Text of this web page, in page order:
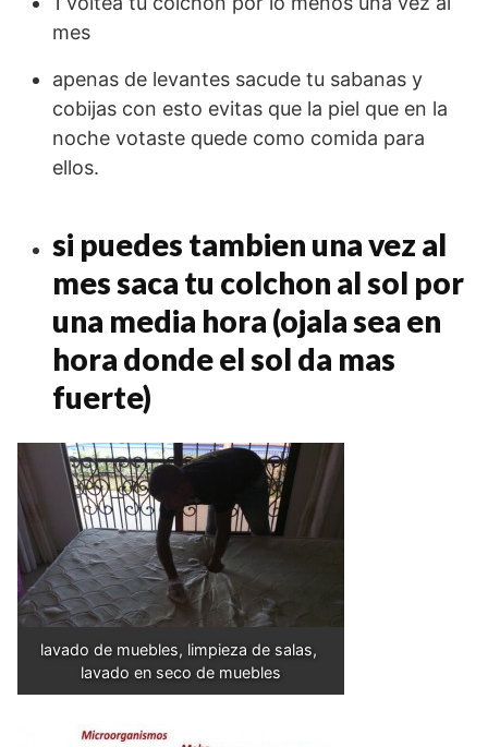
mes
apenas de levantes sacude tu sabanas y
cobijas con esto evitas que la piel que en la
noche votaste quede como comida para
ellos.
si puedes tambien una vez al
mes saca tu colchon al sol por
una media hora (ojala sea en
hora donde el sol da mas
fuerte)
lavado de muebles, limpieza de salas,
lavado en seco de muebles